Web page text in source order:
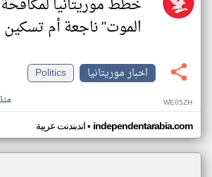
خطط موريتانيا
الموت" ناجعة أم
اخبار موريتانيا
Politics
WE05ZH
اندبندنت عربية• independentarabia.com